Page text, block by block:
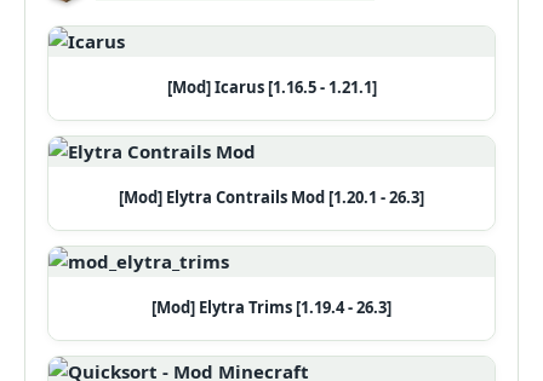
[Mod] Icarus [1.16.5 - 1.21.1]
[Mod] Elytra Contrails Mod [1.20.1 - 26.3]
[Mod] Elytra Trims [1.19.4 - 26.3]